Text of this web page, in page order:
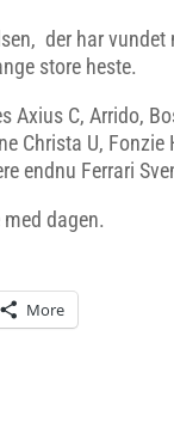
der har vundet
store heste.
Axius C, Arrido,
Christa U,
endnu Ferrari
dagen.
More